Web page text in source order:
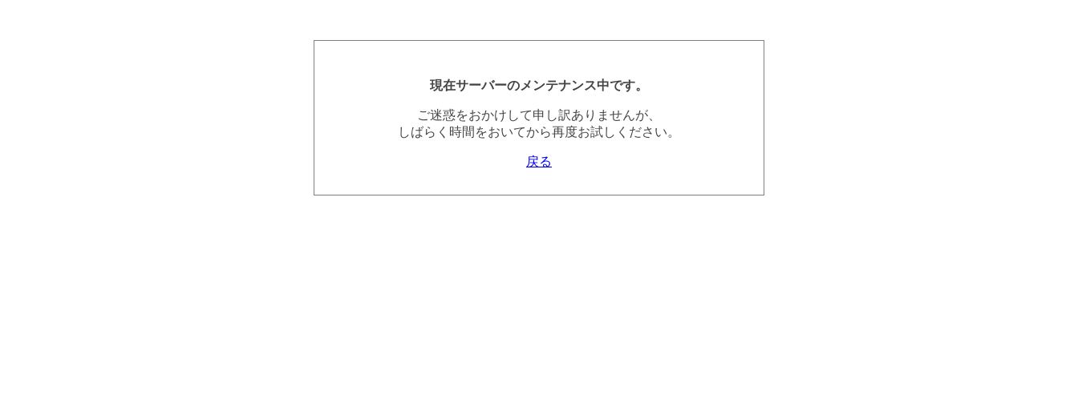
現在サーバーのメンテナンス中です。
ご迷惑をおかけして申し訳ありませんが、
しばらく時間をおいてから再度お試しください。
戻る